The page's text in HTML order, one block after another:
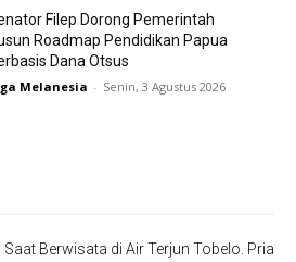
Filep Dorong Pemerintah
Roadmap Pendidikan Papua
Dana Otsus
Melanesia - Senin, 3 Agustus 2026
Saat Berwisata di Air Terjun Tobelo. Pria